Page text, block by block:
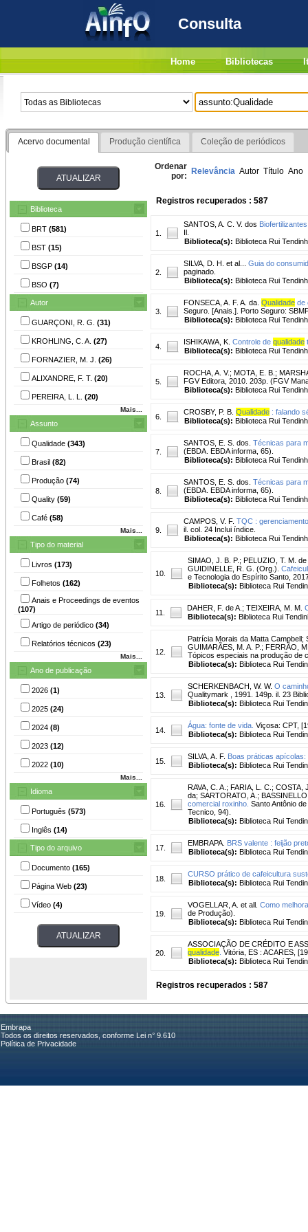
Consulta
Home Bibliotecas
Acervo documental Produção científica Coleção de periódicos
Biblioteca
BRT (581)
BST (15)
BSGP (14)
BSO (7)
Autor
GUARÇONI, R. G. (31)
KROHLING, C. A. (27)
FORNAZIER, M. J. (26)
ALIXANDRE, F. T. (20)
PEREIRA, L. L. (20)
Mais...
Assunto
Qualidade (343)
Brasil (82)
Produção (74)
Quality (59)
Café (58)
Mais...
Tipo do material
Livros (173)
Folhetos (162)
Anais e Proceedings de eventos
(107)
Artigo de periódico (34)
Relatórios técnicos (23)
Mais...
Ano de publicação
2026 (1)
2025 (24)
2024 (8)
2023 (12)
2022 (10)
Mais...
Idioma
Português (573)
Inglês (14)
Tipo do arquivo
Documento (165)
Página Web (23)
Vídeo (4)
Ordenar
por: Relevância Autor Título Ano
Registros recuperados : 587
1.
SANTOS, A. C. V. dos
Il.
Biblioteca(s): Biblioteca Rui
2.
SILVA, D. H. et al...
Guia do
paginado.
Biblioteca(s): Biblioteca Rui
3.
FONSECA, A. F. A. da. Qualidade de
Seguro. [Anais.]. Porto Seguro:
Biblioteca(s): Biblioteca Rui
4.
ISHIKAWA, K. Controle de qualidade
Biblioteca(s): Biblioteca Rui
5.
ROCHA, A. V.; MOTA, E. B. ;
FGV Editora, 2010. 203p. (FGV
Biblioteca(s): Biblioteca Rui
6.
CROSBY, P. B. Qualidade : falando
Biblioteca(s): Biblioteca Rui
7.
SANTOS, E. S. dos. Técnicas para
(EBDA. EBDA informa, 65).
Biblioteca(s): Biblioteca Rui
8.
SANTOS, E. S. dos. Técnicas para
(EBDA. EBDA informa, 65).
Biblioteca(s): Biblioteca Rui
9.
CAMPOS, V. F. TQC :
il. col. 24 Inclui índice.
Biblioteca(s): Biblioteca Rui
10.
SIMAO, J. B. P. ; PELUZIO, T. M.
GUIDINELLE, R. G. (Org.).
e Tecnologia do Espírito Santo,
Biblioteca(s): Biblioteca Rui
11.
DAHER, F. de A. ; TEIXEIRA, M. M.
Biblioteca(s): Biblioteca Rui
12.
Patrícia Morais da Matta Campbell;
GUIMARÃES, M. A. P.; FERRÃO,
Tópicos especiais na produção de
Biblioteca(s): Biblioteca Rui
13.
SCHERKENBACH, W. W. O
Qualitymark , 1991. 149p. il. 23
Biblioteca(s): Biblioteca Rui
14.
Água: fonte de vida. Viçosa: CPT,
Biblioteca(s): Biblioteca Rui
15.
SILVA, A. F. Boas práticas
Biblioteca(s): Biblioteca Rui
16.
RAVA, C. A. ; FARIA, L. C. ; COSTA,
da; SARTORATO, A. ;
comercial roxinho. Santo Antônio
Tecnico, 94).
Biblioteca(s): Biblioteca Rui
17.
EMBRAPA. BRS valente : feijão
Biblioteca(s): Biblioteca Rui
18.
CURSO prático de cafeicultura
Biblioteca(s): Biblioteca Rui
19.
VOGELLAR, A. et all. Como
de Produção).
Biblioteca(s): Biblioteca Rui
20.
ASSOCIAÇÃO DE CRÉDITO E
qualidade Vitória, ES : ACARES,
Biblioteca(s): Biblioteca Rui
Registros recuperados : 587
Embrapa
Todos os direitos reservados, conforme Lei n° 9.610
Política de Privacidade